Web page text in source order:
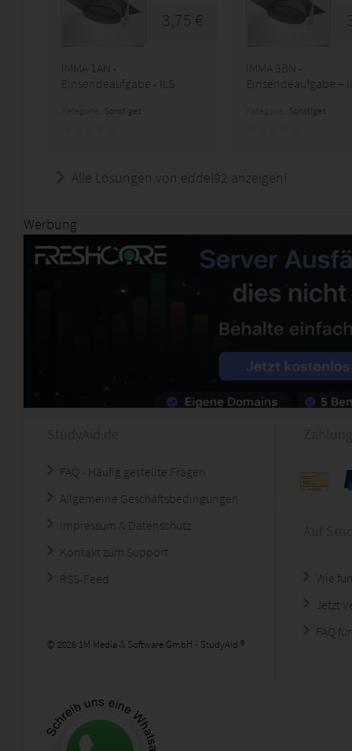
3,75 €
IMMA 1AN -
Einsendeaufgabe - ILS
Sonstiges
IMMA 3BN -
Einsendeaufgabe –
Sonstiges
Alle Lösungen von eddel92 anzeigen!
Werbung
FAQ - Häufig gestellte Fragen
Allgemeine Geschäftsbedingungen
Impressum & Datenschutz
Kontakt zum Support
RSS-Feed
© 2026 1M Media & Software GmbH - StudyAid ®
Wie
Jetzt
FAQ